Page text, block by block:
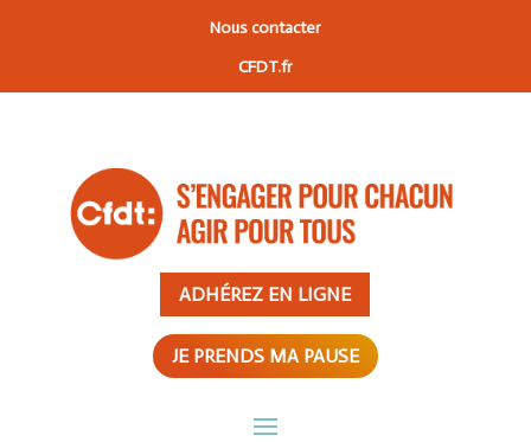
Nous contacter
CFDT.fr
ADHÉREZ EN LIGNE
JE PRENDS MA PAUSE